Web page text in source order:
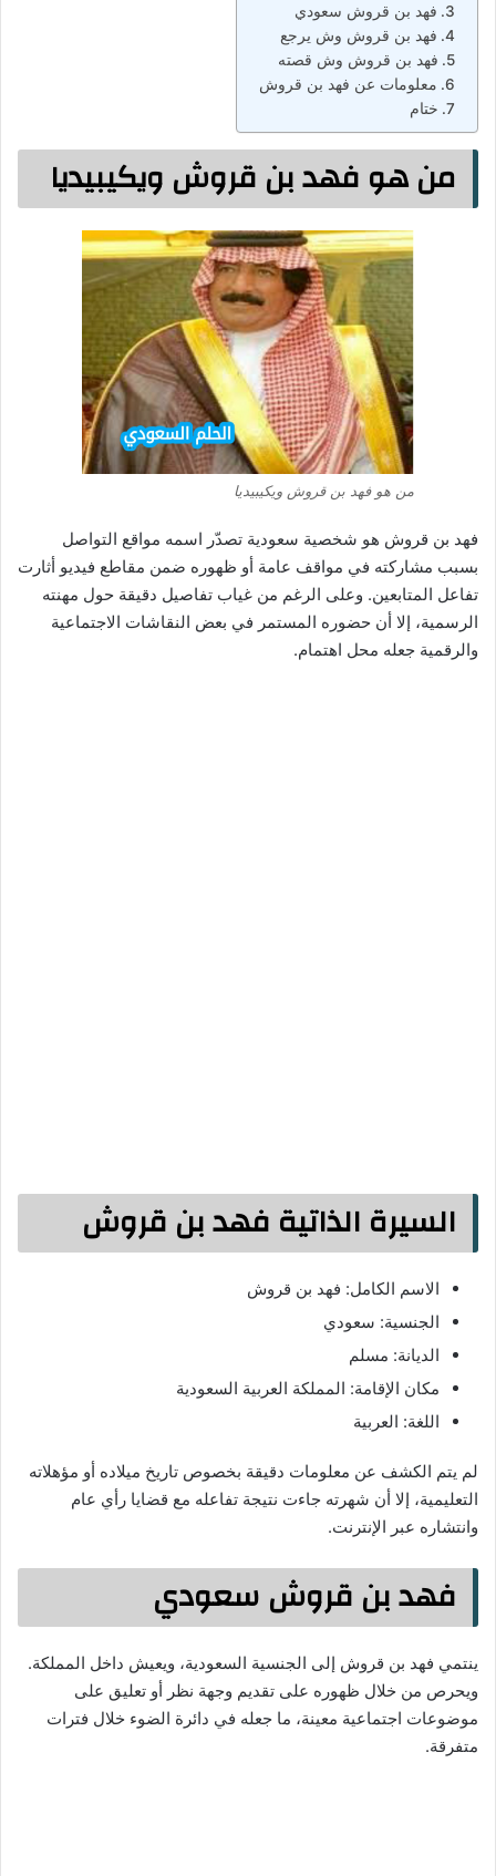
فهد بن قروش سعودي
فهد بن قروش وش يرجع
فهد بن قروش وش قصته
معلومات عن فهد بن قروش
ختام
من هو فهد بن قروش ويكيبيديا
من هو فهد بن قروش ويكيبيديا
فهد بن قروش هو شخصية سعودية تصدّر اسمه مواقع التواصل
بسبب مشاركته في مواقف عامة أو ظهوره ضمن مقاطع فيديو أثارت
تفاعل المتابعين. وعلى الرغم من غياب تفاصيل دقيقة حول مهنته
الرسمية، إلا أن حضوره المستمر في بعض النقاشات الاجتماعية
والرقمية جعله محل اهتمام.
السيرة الذاتية فهد بن قروش
الاسم الكامل: فهد بن قروش
الجنسية: سعودي
الديانة: مسلم
مكان الإقامة: المملكة العربية السعودية
اللغة: العربية
لم يتم الكشف عن معلومات دقيقة بخصوص تاريخ ميلاده أو مؤهلاته
التعليمية، إلا أن شهرته جاءت نتيجة تفاعله مع قضايا رأي عام
وانتشاره عبر الإنترنت.
فهد بن قروش سعودي
ينتمي فهد بن قروش إلى الجنسية السعودية، ويعيش داخل المملكة.
ويحرص من خلال ظهوره على تقديم وجهة نظر أو تعليق على
موضوعات اجتماعية معينة، ما جعله في دائرة الضوء خلال فترات
متفرقة.